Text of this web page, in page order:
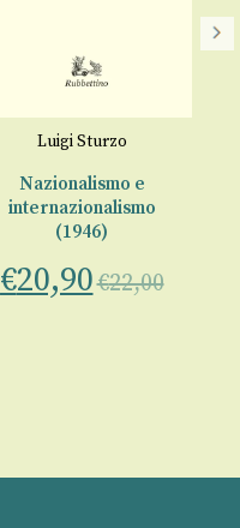
Luigi Sturzo
Nazionalismo e
internazionalismo
(1946)
€20,90€22,00